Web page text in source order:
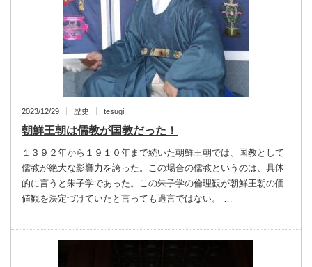
2023/12/29 歴史 tesugi
朝鮮王朝は儒教が国教だった！
１３９２年から１９１０年まで続いた朝鮮王朝では、国教として
儒教が絶大な影響力を誇った。この場合の儒教というのは、具体
的に言うと朱子学であった。この朱子学の倫理観が朝鮮王朝の価
値観を決定づけていたと言っても過言ではない。 …